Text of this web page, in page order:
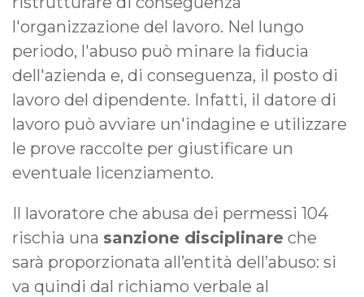
l'organizzazione del lavoro. Nel lungo
periodo, l'abuso può minare la fiducia
dell'azienda e, di conseguenza, il posto di
lavoro del dipendente. Infatti, il datore di
lavoro può avviare un'indagine e utilizzare
le prove raccolte per giustificare un
eventuale licenziamento.
Il lavoratore che abusa dei permessi 104
rischia una sanzione disciplinare che
sarà proporzionata all’entità dell’abuso: si
va quindi dal richiamo verbale al